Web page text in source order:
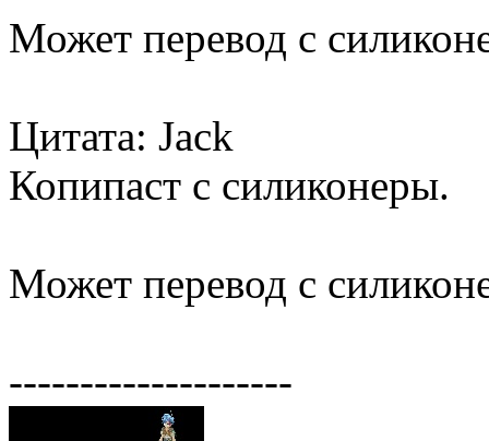
Может перевод с
Цитата: Jack
Копипаст с силиконеры.
Может перевод с
--------------------